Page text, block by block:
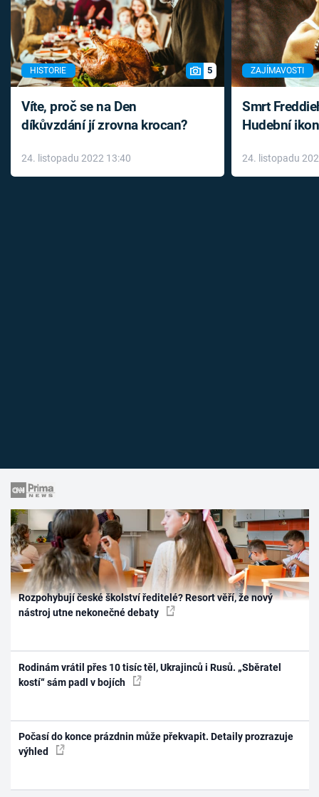
HISTORIE 5
Víte, proč se na Den
díkůvzdání jí zrovna krocan?
24. listopadu 2022 13:40
ZAJÍMAVOSTI
Smrt
Hudební
léky
24. listopadu
Rozpohybují české školství ředitelé? Resort věří, že nový
nástroj utne nekonečné debaty
Rodinám vrátil přes 10 tisíc těl, Ukrajinců i Rusů. „Sběratel
kostí“ sám padl v bojích
Počasí do konce prázdnin může překvapit. Detaily prozrazuje
výhled